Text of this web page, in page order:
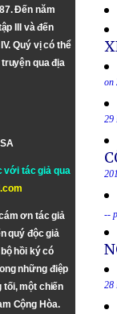
Đến năm
III và đến
Quý vị có thể
qua địa
với tác giả qua
ơn tác giả
quý độc giả
hồi ký có
những điệp
tối, một chiến
Cộng Hòa.
on
29
--
28